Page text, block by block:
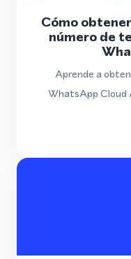
Cómo
número de
Aprende a
WhatsApp Cloud